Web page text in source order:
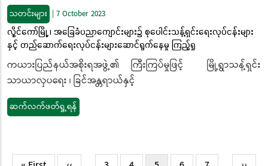
သတင်းများ | 7 October 2023
လွိုင်ကော်မြို့ ၊ အခြေခံပညာကျောင်းများ၌ စုပေါင်းသန့်ရှင်းရေးလုပ်ငန်းများ
နှင့် တည်ဆောက်ရေးလုပ်ငန်းများဆောင်ရွက်နေမှု ကြည့်ရှု
ကယားပြည်နယ်အစိုးရအဖွဲ့၏ ကြီးကြပ်မှုဖြင့် မြို့ရွာသန့်ရှင်း
သာယာလှပရေး ၊ ခြင်အန္တရာယ်နှင့်
ဆက်လက်ဖတ်ရှု့ရန်
Pagination